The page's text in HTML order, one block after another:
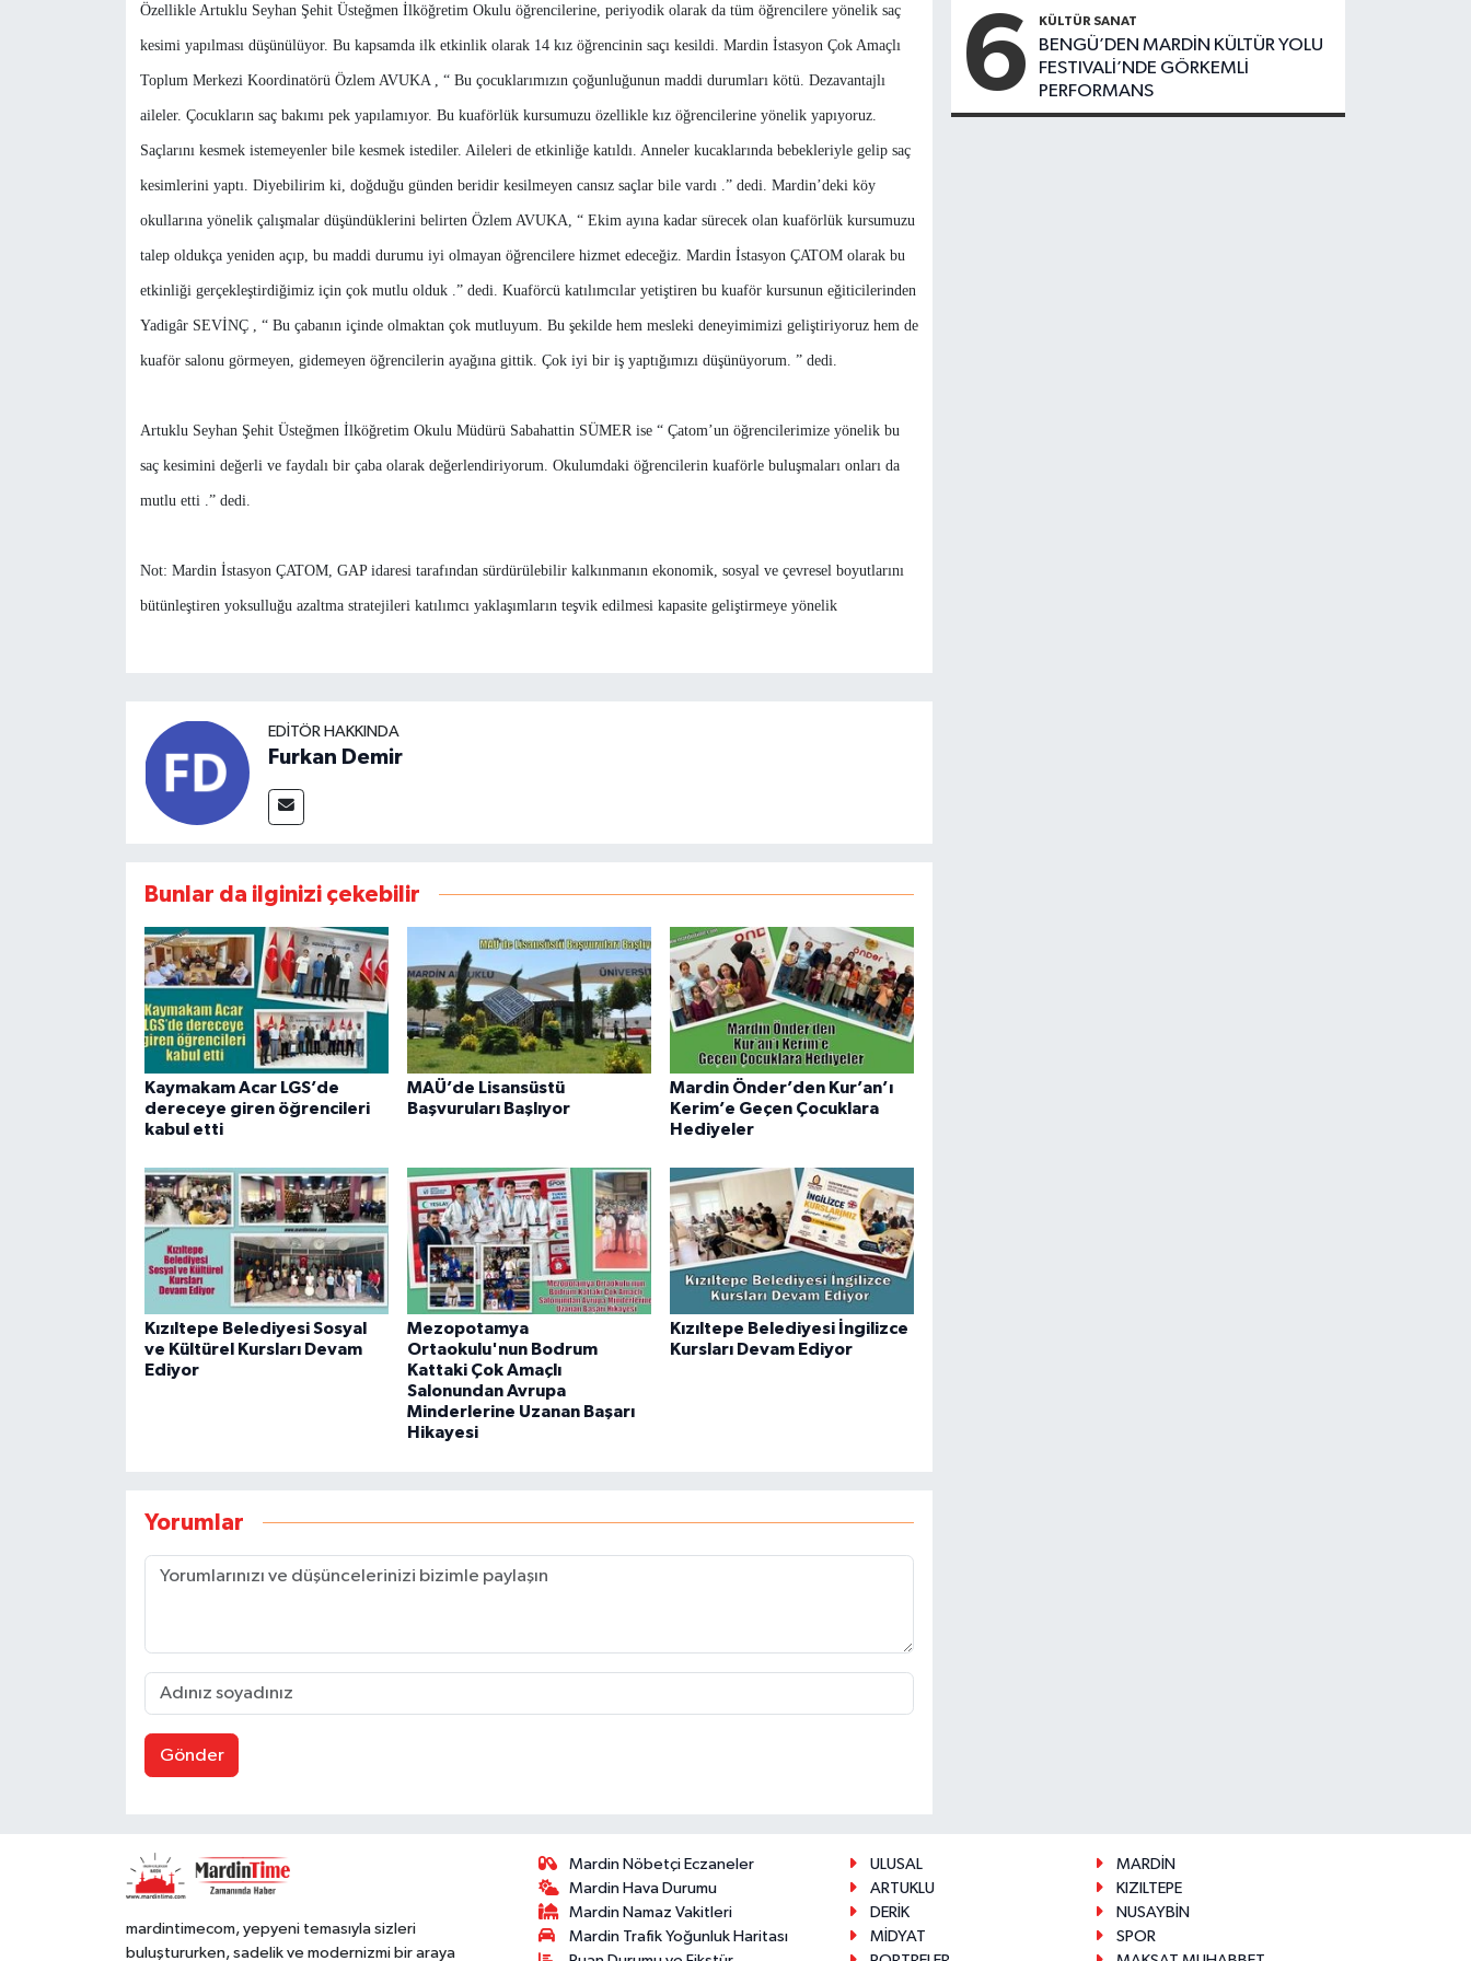
Özellikle Artuklu Seyhan Şehit Üsteğmen İlköğretim Okulu öğrencilerine, periyodik olarak da tüm öğrencilere yönelik saç
kesimi yapılması düşünülüyor. Bu kapsamda ilk etkinlik olarak 14 kız öğrencinin saçı kesildi. Mardin İstasyon Çok Amaçlı
Toplum Merkezi Koordinatörü Özlem AVUKA , “ Bu çocuklarımızın çoğunluğunun maddi durumları kötü. Dezavantajlı
aileler. Çocukların saç bakımı pek yapılamıyor. Bu kuaförlük kursumuzu özellikle kız öğrencilerine yönelik yapıyoruz.
Saçlarını kesmek istemeyenler bile kesmek istediler. Aileleri de etkinliğe katıldı. Anneler kucaklarında bebekleriyle gelip saç
kesimlerini yaptı. Diyebilirim ki, doğduğu günden beridir kesilmeyen cansız saçlar bile vardı .” dedi. Mardin’deki köy
okullarına yönelik çalışmalar düşündüklerini belirten Özlem AVUKA, “ Ekim ayına kadar sürecek olan kuaförlük kursumuzu
talep oldukça yeniden açıp, bu maddi durumu iyi olmayan öğrencilere hizmet edeceğiz. Mardin İstasyon ÇATOM olarak bu
etkinliği gerçekleştirdiğimiz için çok mutlu olduk .” dedi. Kuaförcü katılımcılar yetiştiren bu kuaför kursunun eğiticilerinden
Yadigâr SEVİNÇ , “ Bu çabanın içinde olmaktan çok mutluyum. Bu şekilde hem mesleki deneyimimizi geliştiriyoruz hem de
kuaför salonu görmeyen, gidemeyen öğrencilerin ayağına gittik. Çok iyi bir iş yaptığımızı düşünüyorum. ” dedi.
Artuklu Seyhan Şehit Üsteğmen İlköğretim Okulu Müdürü Sabahattin SÜMER ise “ Çatom’un öğrencilerimize yönelik bu
saç kesimini değerli ve faydalı bir çaba olarak değerlendiriyorum. Okulumdaki öğrencilerin kuaförle buluşmaları onları da
mutlu etti .” dedi.
Not: Mardin İstasyon ÇATOM, GAP idaresi tarafından sürdürülebilir kalkınmanın ekonomik, sosyal ve çevresel boyutlarını
bütünleştiren yoksulluğu azaltma stratejileri katılımcı yaklaşımların teşvik edilmesi kapasite geliştirmeye yönelik
EDITÖR HAKKINDA
Furkan Demir
Bunlar da ilginizi çekebilir
Kaymakam Acar LGS’de
dereceye giren öğrencileri
kabul etti
MAÜ’de Lisansüstü
Başvuruları Başlıyor
Mardin Önder’den Kur’an’ı
Kerim’e Geçen Çocuklara
Hediyeler
Kızıltepe Belediyesi Sosyal
ve Kültürel Kursları Devam
Ediyor
Mezopotamya
Ortaokulu'nun Bodrum
Kattaki Çok Amaçlı
Salonundan Avrupa
Minderlerine Uzanan Başarı
Hikayesi
Kızıltepe Belediyesi İngilizce
Kursları Devam Ediyor
Yorumlar
Gönder
Düşüş
6 KÜLTÜR SANAT
BENGÜ’DEN MARDİN KÜLTÜR YOLU
FESTIVALİ’NDE GÖRKEMLİ
PERFORMANS
mardintimecom, yepyeni temasıyla sizleri
buluştururken, sadelik ve modernizmi bir araya
Mardin Nöbetçi Eczaneler
Mardin Hava Durumu
Mardin Namaz Vakitleri
Mardin Trafik Yoğunluk Haritası
ULUSAL
MARDİN
ARTUKLU
KIZILTEPE
DERİK
NUSAYBİN
MİDYAT
SPOR